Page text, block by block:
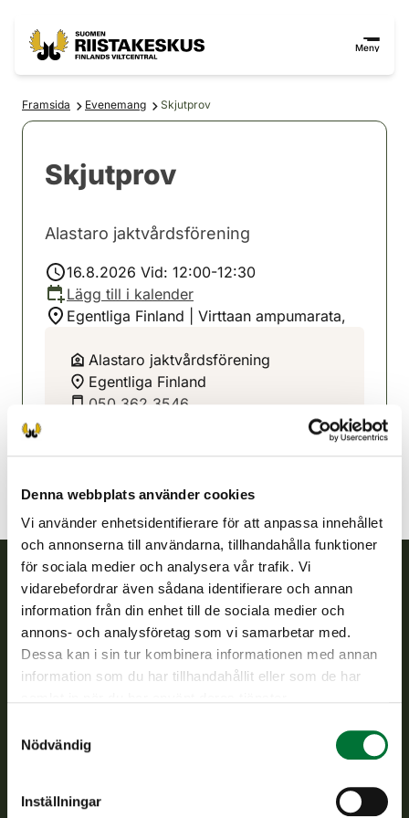
Denna webbplats använder cookies
Vi använder enhetsidentifierare för att anpassa innehållet
och annonserna till användarna, tillhandahålla funktioner
för sociala medier och analysera vår trafik. Vi
vidarebefordrar även sådana identifierare och annan
information från din enhet till de sociala medier och
annons- och analysföretag som vi samarbetar med.
Dessa kan i sin tur kombinera informationen med annan
information som du har tillhandahållit eller som de har
Nödvändig
Inställningar
Meny
Framsida Evenemang Skjutprov
Skjutprov
Alastaro jaktvårdsförening
16.8.2026 Vid: 12:00-12:30
Lägg till i kalender
Egentliga Finland | Virttaan ampumarata,
Alastaro jaktvårdsförening
Egentliga Finland
050 362 3546
Finlands viltcentral
Finlands viltcentral främjar en hållbar vilthushållning, stöder
jaktvårdsföreningarnas verksamhet, ser till att viltpolitiken
verkställs och svarar för de offentliga förvaltningsuppgifter
Om oss
Kundtjänst